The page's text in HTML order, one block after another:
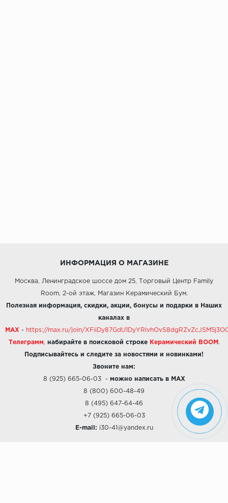
ИНФОРМАЦИЯ О МАГАЗИНЕ
Москва, Ленинградское шоссе дом 25, Торговый Центр Family
Room, 2-ой этаж, Магазин Керамический Бум.
Полезная информация, скидки, акции, бонусы и подарки в Наших
каналах в
MAX - https://max.ru/join/
Телеграмм набирайте в поисковой строке Керамический BOOM .
Подписывайтесь и следите за новостями и новинками!
Звоните нам:
8 (925) 665-06-03- можно написать в MAX
8 (800) 600-48-49
8 (495) 647-64-46
+7 (925) 665-06-03
E-mail: i30-41@yandex.ru